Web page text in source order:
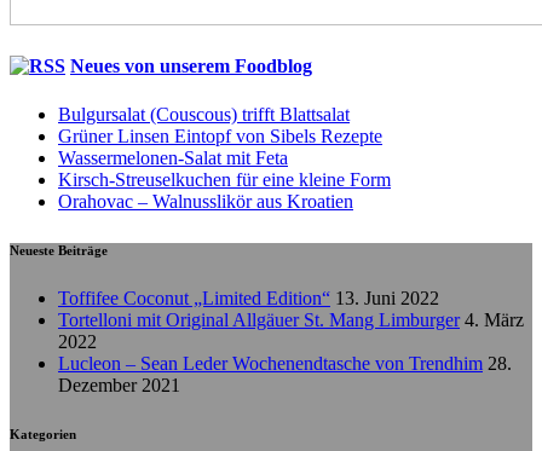
Neues von unserem Foodblog
Bulgursalat (Couscous) trifft Blattsalat
Grüner Linsen Eintopf von Sibels Rezepte
Wassermelonen-Salat mit Feta
Kirsch-Streuselkuchen für eine kleine Form
Orahovac – Walnusslikör aus Kroatien
Neueste Beiträge
Toffifee Coconut „Limited Edition“ 13. Juni 2022
Tortelloni mit Original Allgäuer St. Mang Limburger 4. März
2022
Lucleon – Sean Leder Wochenendtasche von Trendhim 28.
Dezember 2021
Kategorien